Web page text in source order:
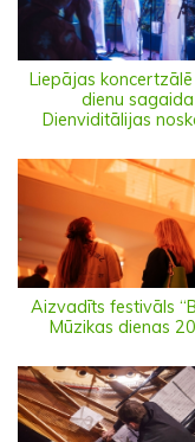
Liepājas
dienu sagaida
Dienviditālijas
Aizvadīts festivāls
Mūzikas dienas